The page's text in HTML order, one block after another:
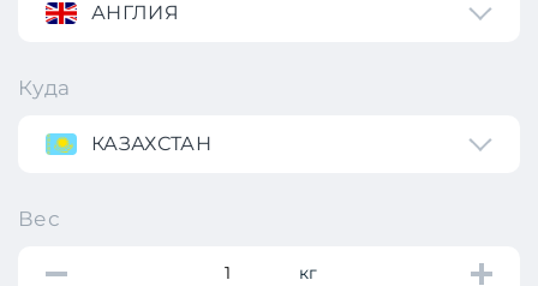
АНГЛИЯ
Куда
КАЗАХСТАН
Вес
кг